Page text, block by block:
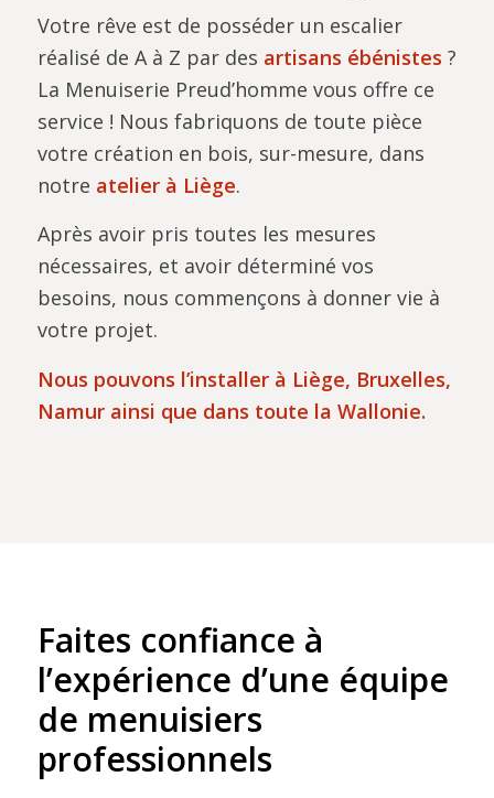
Votre rêve est de posséder un escalier
réalisé de A à Z par des artisans ébénistes ?
La Menuiserie Preud’homme vous offre ce
service ! Nous fabriquons de toute pièce
votre création en bois, sur-mesure, dans
notre atelier à Liège.
Après avoir pris toutes les mesures
nécessaires, et avoir déterminé vos
besoins, nous commençons à donner vie à
votre projet.
Nous pouvons l’installer à Liège, Bruxelles,
Namur ainsi que dans toute la Wallonie.
Faites confiance à
l’expérience d’une équipe
de menuisiers
professionnels